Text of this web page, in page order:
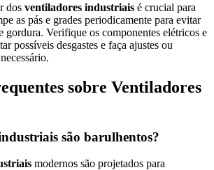
dos ventiladores industriais é crucial para
as pás e grades periodicamente para evitar
gordura. Verifique os componentes elétricos e
possíveis desgastes e faça ajustes ou
sobre Ventiladores
são barulhentos?
modernos são projetados para